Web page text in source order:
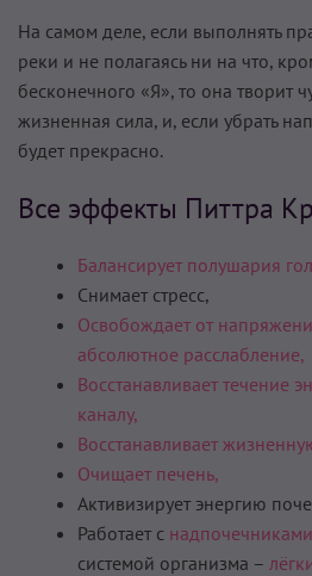
На самом деле, если выполнять
реки и не полагаясь ни на что,
бесконечного «Я», то она творит
жизненная сила, и, если убрать
будет прекрасно.
Все эффекты Питтра
Балансирует полушария
Снимает стресс,
Освобождает от
абсолютное расслабление,
Восстанавливает течение
каналу,
Восстанавливает
Очищает печень,
Активизирует энергию
Работает с надпочечниками
системой организма –